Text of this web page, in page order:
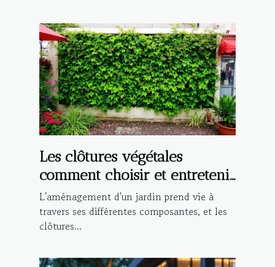
Les clôtures végétales
comment choisir et entretenir
une barrière naturelle pour
votre jardin
L'aménagement d'un jardin prend vie à
travers ses différentes composantes, et les
clôtures...